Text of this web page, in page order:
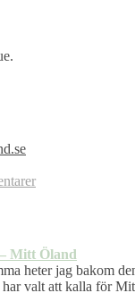
Mitt Öland
heter jag bakom
har valt att kalla för